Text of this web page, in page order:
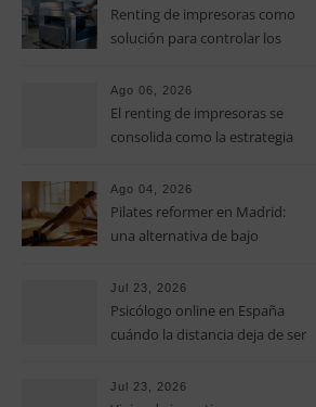
Renting de impresoras como
solución para controlar los
pymes
Ago 06, 2026
El renting de impresoras se
consolida como la estrategia
operativos en las pequeñas y
medianas empresas
Ago 04, 2026
Pilates reformer en Madrid:
una alternativa de bajo
fuerza y movilidad
Jul 23, 2026
Psicólogo online en España
cuándo la distancia deja de ser
terapia
Jul 23, 2026